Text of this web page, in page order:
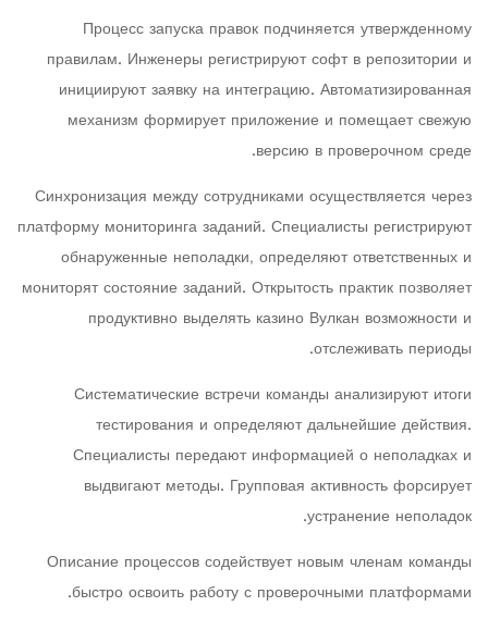
Процесс запуска правок подчиняется утвержденному
правилам. Инженеры регистрируют софт в репозитории и
инициируют заявку на интеграцию. Автоматизированная
механизм формирует приложение и помещает свежую
версию в проверочном среде.
Синхронизация между сотрудниками осуществляется через
платформу мониторинга заданий. Специалисты регистрируют
обнаруженные неполадки, определяют ответственных и
мониторят состояние заданий. Открытость практик позволяет
продуктивно выделять казино Вулкан возможности и
отслеживать периоды.
Систематические встречи команды анализируют итоги
тестирования и определяют дальнейшие действия.
Специалисты передают информацией о неполадках и
выдвигают методы. Групповая активность форсирует
устранение неполадок.
Описание процессов содействует новым членам команды
быстро освоить работу с проверочными платформами.